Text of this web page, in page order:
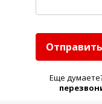
Отправить
Еще